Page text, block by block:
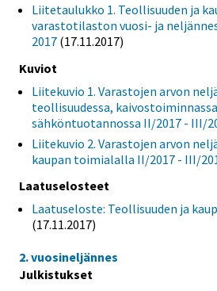
Liitetaulukko 1. Teollisuuden ja
varastotilaston vuosi- ja
2017 (17.11.2017)
Kuviot
Liitekuvio 1. Varastojen arvon
teollisuudessa,
sähköntuotannossa II/2017 - III/
Liitekuvio 2. Varastojen arvon
kaupan toimialalla II/2017 - III/
Laatuselosteet
Laatuseloste: Teollisuuden ja
(17.11.2017)
2. vuosineljännes
Julkistukset